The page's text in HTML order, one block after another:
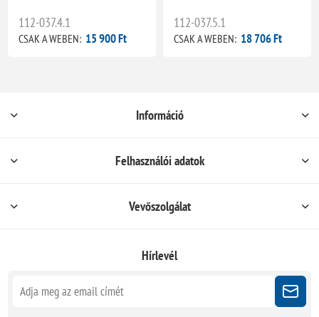
112-037.4.1
CSAK A WEBEN: 15 900 Ft
112-037.5.1
CSAK A WEBEN: 18 706 Ft
Információ
Felhasználói adatok
Vevőszolgálat
Hírlevél